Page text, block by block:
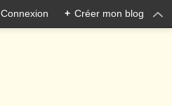
Connexion + Créer mon blog